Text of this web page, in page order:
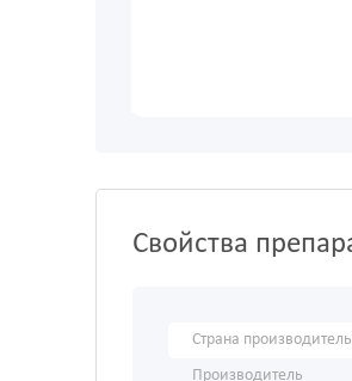
Свойства
Страна производитель
Производитель